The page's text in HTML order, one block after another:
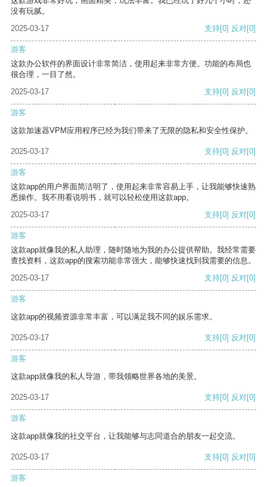
没有玩腻。
2025-03-17
支持[0] 反对[0]
游客
这款办公软件的界面设计非常简洁，使用起来非常方便。功能的布局也
很合理，一目了然。
2025-03-17
支持[0] 反对[0]
游客
这款加速器VPM应用程序已经为我们带来了无限的隐私和安全性保护。
2025-03-17 支持[0] 反对[0]
游客
这款app的用户界面简洁明了，使用起来非常容易上手，让我能够快速熟
悉操作。我不用看说明书，就可以轻松使用这款app。
2025-03-17
支持[0] 反对[0]
游客
这款app就像我的私人助理，随时随地为我的办公提供帮助。我经常需要
查找资料，这款app的搜索功能非常强大，能够快速找到我需要的信息。
2025-03-17
支持[0] 反对[0]
游客
这款app的视频资源非常丰富，可以满足我不同的娱乐需求。
2025-03-17 支持[0] 反对[0]
游客
这款app就像我的私人导游，带我领略世界各地的美景。
2025-03-17 支持[0] 反对[0]
游客
这款app就像我的社交平台，让我能够与志同道合的朋友一起交流。
2025-03-17 支持[0] 反对[0]
游客